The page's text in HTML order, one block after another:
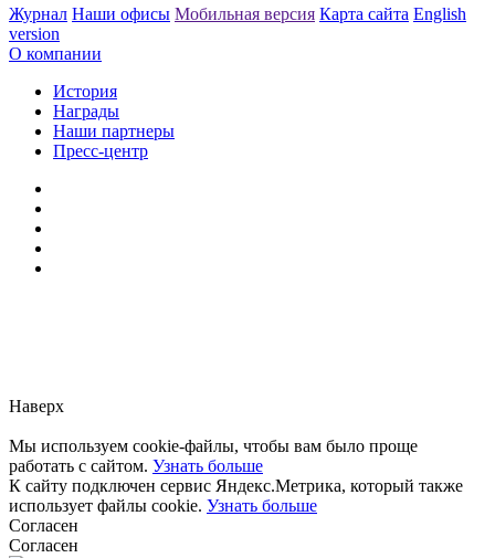
Журнал Наши офисы Мобильная версия Карта сайта English
version
О компании
История
Награды
Наши партнеры
Пресс-центр
Наверх
Мы используем cookie-файлы, чтобы вам было проще
работать с сайтом. Узнать больше
К сайту подключен сервис Яндекс.Метрика, который также
использует файлы cookie. Узнать больше
Согласен
Согласен